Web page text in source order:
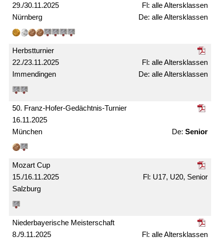
29./30.11.2025
Nürnberg
alle Alters­klassen
alle Alters­­klassen
22./23.11.2025
Herbst­turnier
Immendingen
alle Alters­klassen
alle Alters­klassen
16.11.2025
50. Franz-Hofer-Gedächtnis-Turnier
München Senior
15./16.11.2025
Mozart Cup
Salzburg
U17, U20, Senior
8./9.11.2025
Nieder­bayerische Meister­schaft
alle Alters­klassen